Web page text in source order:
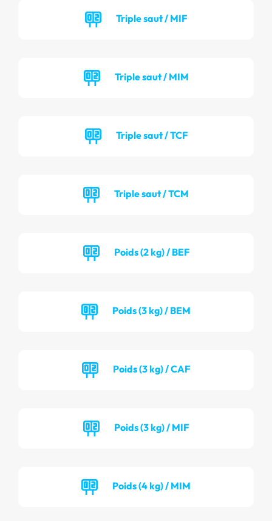
Triple saut / MIF
Triple saut / MIM
Triple saut / TCF
Triple saut / TCM
Poids (2 kg) / BEF
Poids (3 kg) / BEM
Poids (3 kg) / CAF
Poids (3 kg) / MIF
Poids (4 kg) / MIM